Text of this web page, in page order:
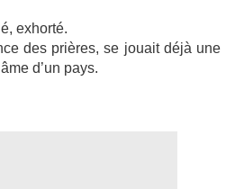
exhorté.
des prières, se jouait déjà une
d’un pays.